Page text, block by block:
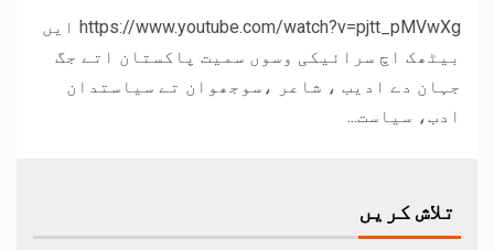
https://www.youtube.com/watch?v=pjtt_pMVwXg ایں
بیٹھک اچ سرائیکی وسوں سمیت پاکستان اتے جگ
جہان دے ادیب ، شاعر ،سوجھوان تے سیاستدان
ادب، سیاست...
تلاش کریں